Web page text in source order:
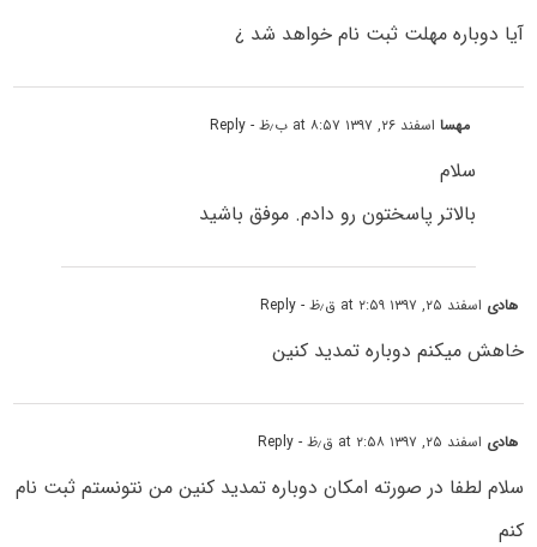
آیا دوباره مهلت ثبت نام خواهد شد ¿
مهسااسفند ۲۶, ۱۳۹۷ at ۸:۵۷ ب٫ظ - Reply
سلام
بالاتر پاسختون رو دادم. موفق باشید
هادی اسفند ۲۵, ۱۳۹۷ at ۲:۵۹ ق٫ظ - Reply
خاهش میکنم دوباره تمدید کنین
هادی اسفند ۲۵, ۱۳۹۷ at ۲:۵۸ ق٫ظ - Reply
سلام لطفا در صورته امکان دوباره تمدید کنین من نتونستم ثبت نام
کنم